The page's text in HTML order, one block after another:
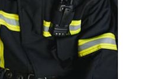
reflectante